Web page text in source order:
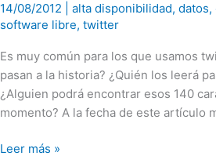
14/08/2012 |alta disponibilidad,datos,
software libre,twitter
Es muy común para los que usamos
pasan a la historia? ¿Quién los leerá
¿Alguien podrá encontrar esos 140
momento? A la fecha de este artículo
de
Tecnología
Leer más »